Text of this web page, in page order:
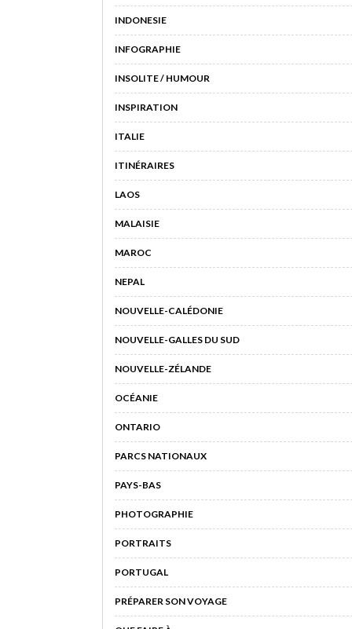
INDONESIE
INFOGRAPHIE
INSOLITE / HUMOUR
INSPIRATION
ITALIE
ITINÉRAIRES
LAOS
MALAISIE
MAROC
NEPAL
NOUVELLE-CALÉDONIE
NOUVELLE-GALLES DU SUD
NOUVELLE-ZÉLANDE
OCÉANIE
ONTARIO
PARCS NATIONAUX
PAYS-BAS
PHOTOGRAPHIE
PORTRAITS
PORTUGAL
PRÉPARER SON VOYAGE